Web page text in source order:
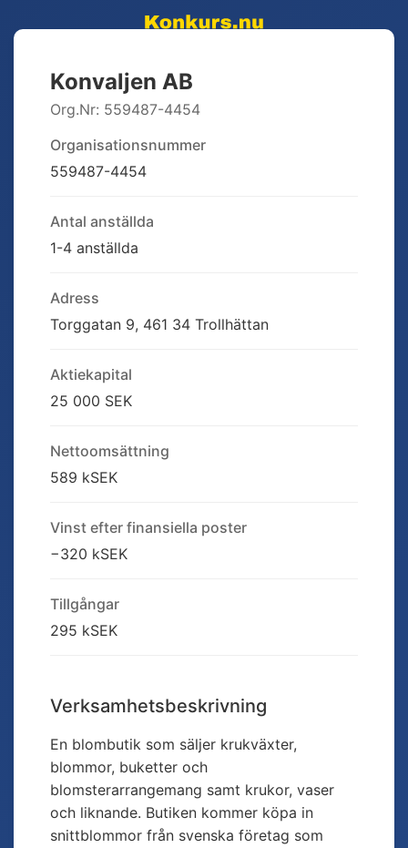
Konvaljen AB
Org.Nr: 559487-4454
Organisationsnummer
559487-4454
Antal anställda
1-4 anställda
Adress
Torggatan 9, 461 34 Trollhättan
Aktiekapital
25 000 SEK
Nettoomsättning
589 kSEK
Vinst efter finansiella poster
−320 kSEK
Tillgångar
295 kSEK
Verksamhetsbeskrivning
En blombutik som säljer krukväxter,
blommor, buketter och
blomsterarrangemang samt krukor, vaser
och liknande. Butiken kommer köpa in
snittblommor från svenska företag som